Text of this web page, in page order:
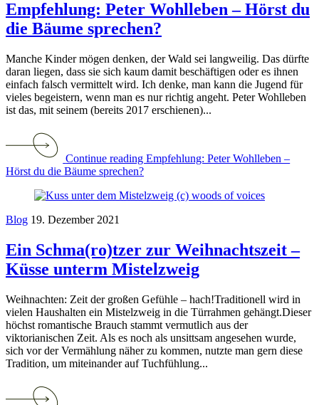
Empfehlung: Peter Wohlleben – Hörst du
die Bäume sprechen?
Manche Kinder mögen denken, der Wald sei langweilig. Das dürfte
daran liegen, dass sie sich kaum damit beschäftigen oder es ihnen
einfach falsch vermittelt wird. Ich denke, man kann die Jugend für
vieles begeistern, wenn man es nur richtig angeht. Peter Wohlleben
ist das, mit seinem (bereits 2017 erschienen)...
Continue reading Empfehlung: Peter Wohlleben –
Hörst du die Bäume sprechen?
Blog 19. Dezember 2021
Ein Schma(ro)tzer zur Weihnachtszeit –
Küsse unterm Mistelzweig
Weihnachten: Zeit der großen Gefühle – hach!Traditionell wird in
vielen Haushalten ein Mistelzweig in die Türrahmen gehängt.Dieser
höchst romantische Brauch stammt vermutlich aus der
viktorianischen Zeit. Als es noch als unsittsam angesehen wurde,
sich vor der Vermählung näher zu kommen, nutzte man gern diese
Tradition, um miteinander auf Tuchfühlung...